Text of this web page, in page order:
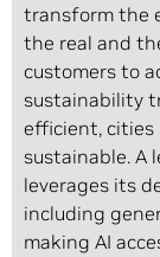
transform the
the real and
customers to
sustainability
efficient, cities
sustainable. A
leverages its
including
making AI